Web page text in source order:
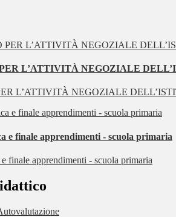
L’ATTIVITÀ NEGOZIALE
L’ATTIVITÀ NEGOZIALE
e finale apprendimenti - scuola primaria
finale apprendimenti - scuola primaria